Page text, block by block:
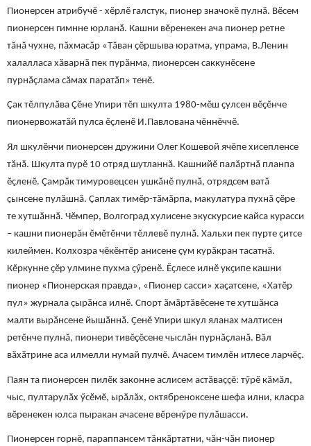
Пионерсен атрибучĕ - хĕрлĕ галстук, ​пионер значокĕ пулнӑ. Вӗсем
пионерсен гимнне юрланӑ. Кашни вĕренекен ача пионер ретне
тӑнӑ чухне, пӑхмасӑр «Тӑван ҫĕршыва юратма, упрама, В.Ленин
халалласа хӑварнӑ пек пурӑнма, пионерсен саккунĕсене
пурнӑçлама сӑмах паратӑп» тенĕ.
Çак тĕлпулӑва Çĕне Упири тĕп шкулта 1980-мĕш ҫулсен вĕҫĕнче
пионервожатӑй пулса ĕҫленĕ И.Павлована чĕннĕччĕ.
Ял шкулӗнчи пионерсен дружини​ Олег Кошевой ячĕпе хисепленсе
тӑнӑ. Шкулта пурĕ 10 отряд шутланнӑ. Кашнийĕ палӑртнă планпа
ӗҫленӗ. Çамрӑк тимуровецсен ушкӑнĕ пулнӑ, отрядсем ватӑ
ҫынсене пулӑшнӑ. Ҫаплах тимӗр-тӑмӑрпа, макулатура пухнӑ ҫӗре
те хутшӑннӑ. Чĕмпер, Волгоград хулисене экускурсие кайса курасси
– кашни пионерăн ĕмĕтӗнчи тĕллевĕ пулнӑ. Хальхи пек пурте ҫитсе
килеймен. Колхозра чĕкĕнтĕр анисене ҫум курӑкран тасатнӑ.
Кĕркунне ҫĕр улмине пухма ҫӳренĕ. Ӗҫлесе илнĕ укҫипе кашни
пионер «Пионерская правда», «Пионер сасси» хаҫатсене, «Хатӗр
пул» журнала ҫырӑнса илнĕ. Спорт ӑмӑртӑвĕсене те хутшӑнса
малти вырӑнсене йышӑннӑ. Ҫенĕ Упири шкул яланах малтисен
ретĕнче пулнӑ, пионери тивĕҫĕсене чыслăн пурнӑҫланӑ. Вӑл
вӑхӑтрине аса илмелли нумай пулчĕ. Ачасем тимлĕн итлесе ларчĕҫ.
​Паян та пионерсен пилӗк законне аслисем астӑваҫҫĕ: тӳрӗ кӑмӑл,
чыс, пултарулӑх ӳсӗмӗ, ырӑлăх, октябреноксене шефа илни, класра
вӗренекен юлса пыракан ачасене вӗренӳре пулӑшасси.
Пионерсен горнӗ, параппансем тӑнкӑртатни, чӑн-чӑн пионер